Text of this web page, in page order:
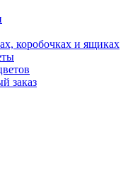
коробочках и ящиках
заказ